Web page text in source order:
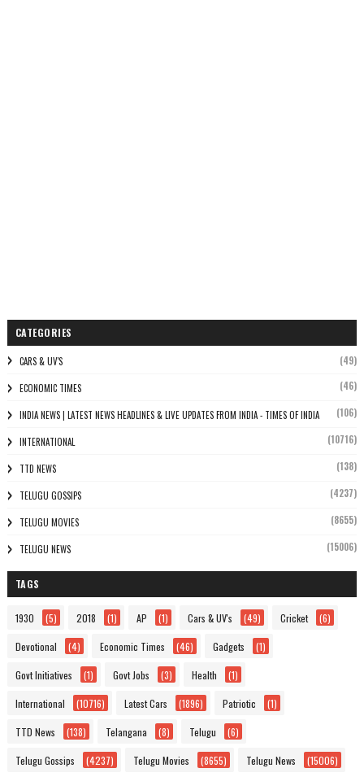
CATEGORIES
CARS & UV'S (49)
ECONOMIC TIMES (46)
INDIA NEWS | LATEST NEWS HEADLINES & LIVE UPDATES FROM INDIA - TIMES OF INDIA (106)
INTERNATIONAL (10716)
TTD NEWS (138)
TELUGU GOSSIPS (4237)
TELUGU MOVIES (8655)
TELUGU NEWS (15006)
TAGS
1930 (5) 2018 (1) AP (1) Cars & UV's (49) Cricket (6)
Devotional (4) Economic Times (46) Gadgets (1)
Govt Initiatives (1) Govt Jobs (3) Health (1)
International (10716) Latest Cars (1896) Patriotic (1)
TTD News (138) Telangana (8) Telugu (6)
Telugu Gossips (4237) Telugu Movies (8655) Telugu News (15006)